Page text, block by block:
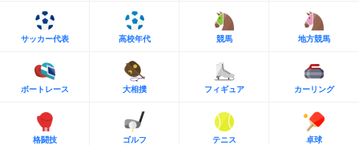
サッカー代表 高校年代 競馬 地方競馬
ボートレース 大相撲 フィギュア カーリング
格闘技 ゴルフ テニス 卓球